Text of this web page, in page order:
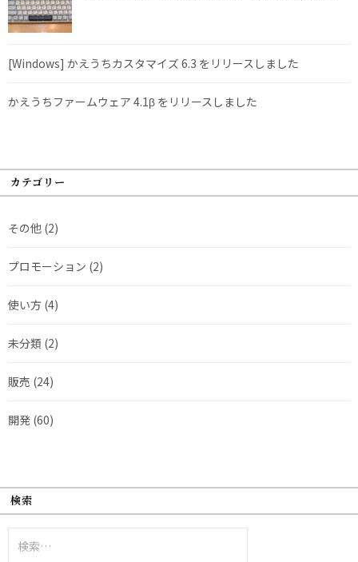
[Windows] かえうちカスタマイズ 6.3 をリリースしました
かえうちファームウェア 4.1β をリリースしました
カテゴリー
その他 (2)
プロモーション (2)
使い方 (4)
未分類 (2)
販売 (24)
開発 (60)
検索
索: